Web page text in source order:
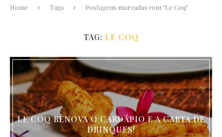
Home Tags Postagens marcadas com "Le Coq"
TAG: LE COQ
LE COQ RENOVA O CARDÁPIO E A CARTA DE
DRINQUES!